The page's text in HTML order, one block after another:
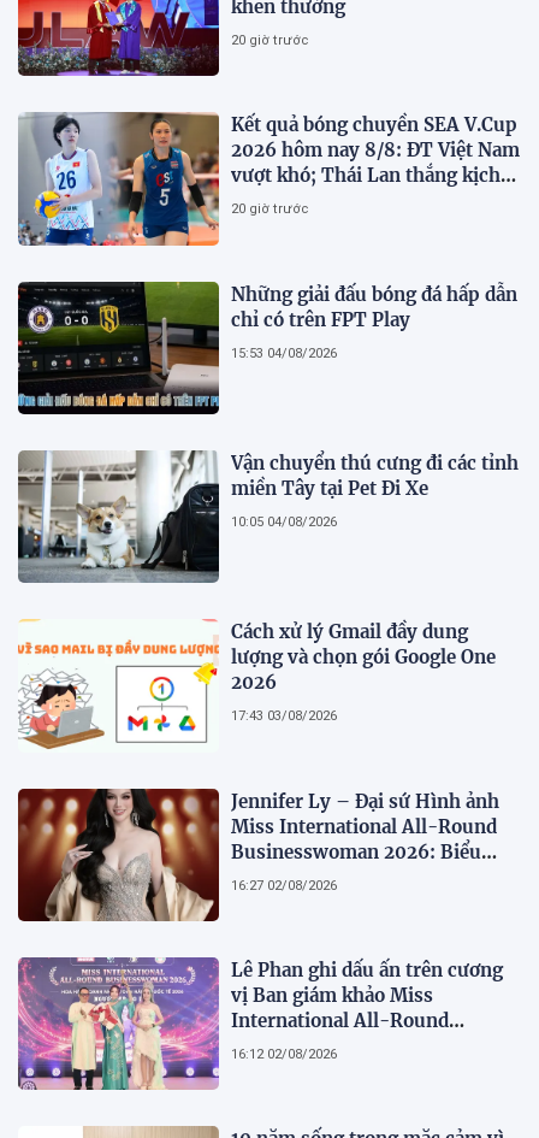
khen thưởng
20 giờ trước
Kết quả bóng chuyền SEA V.Cup
2026 hôm nay 8/8: ĐT Việt Nam
vượt khó; Thái Lan thắng kịch
tính
20 giờ trước
Những giải đấu bóng đá hấp dẫn
chỉ có trên FPT Play
15:53 04/08/2026
Vận chuyển thú cưng đi các tỉnh
miền Tây tại Pet Đi Xe
10:05 04/08/2026
Cách xử lý Gmail đầy dung
lượng và chọn gói Google One
2026
17:43 03/08/2026
Jennifer Ly – Đại sứ Hình ảnh
Miss International All-Round
Businesswoman 2026: Biểu
tượng của nhan sắc, trí tuệ và
16:27 02/08/2026
Lê Phan ghi dấu ấn trên cương
vị Ban giám khảo Miss
International All-Round
Businesswoman 2026: Thanh
16:12 02/08/2026